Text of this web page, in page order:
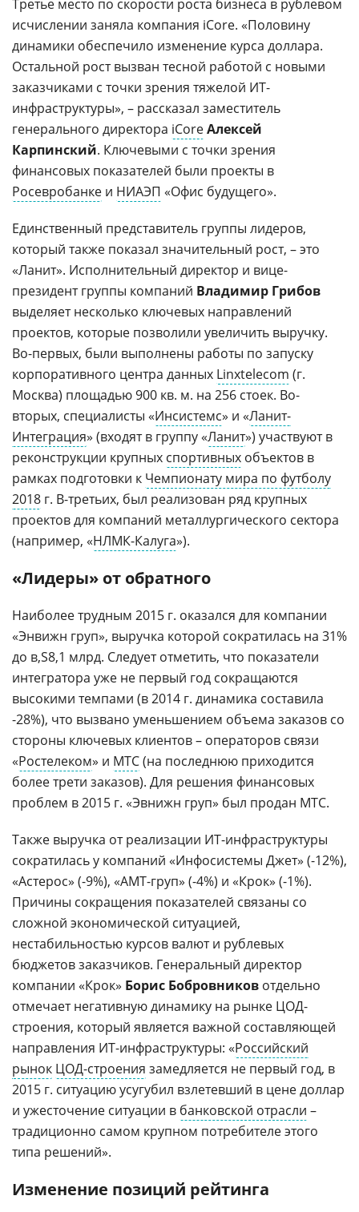
Третье место по скорости роста бизнеса в рублевом
исчислении заняла компания iCore. «Половину
динамики обеспечило изменение курса доллара.
Остальной рост вызван тесной работой с новыми
заказчиками с точки зрения тяжелой ИТ-
инфраструктуры», – рассказал заместитель
генерального директора iCoreАлексей
Карпинский. Ключевыми с точки зрения
финансовых показателей были проекты в
Росевробанке и НИАЭП «Офис будущего».
Единственный представитель группы лидеров,
который также показал значительный рост, – это
«Ланит». Исполнительный директор и вице-
президент группы компаний Владимир Грибов
выделяет несколько ключевых направлений
проектов, которые позволили увеличить выручку.
Во-первых, были выполнены работы по запуску
корпоративного центра данных Linxtelecom (г.
Москва) площадью 900 кв. м. на 256 стоек. Во-
вторых, специалисты «Инсистемс» и «Ланит-
Интеграция» (входят в группу «Ланит») участвуют в
реконструкции крупных спортивных объектов в
рамках подготовки к Чемпионату мира по футболу
2018 г. В-третьих, был реализован ряд крупных
проектов для компаний металлургического сектора
(например, «НЛМК-Калуга»).
«Лидеры» от обратного
Наиболее трудным 2015 г. оказался для компании
«Энвижн груп», выручка которой сократилась на 31%
до
8,1 млрд. Следует отметить, что показатели
интегратора уже не первый год сокращаются
высокими темпами (в 2014 г. динамика составила
-28%), что вызвано уменьшением объема заказов со
стороны ключевых клиентов – операторов связи
«Ростелеком» и МТС(на последнюю приходится
более трети заказов). Для решения финансовых
проблем в 2015 г. «Эвнижн груп» был продан МТС.
Также выручка от реализации ИТ-инфраструктуры
сократилась у компаний «Инфосистемы Джет» (-12%),
«Астерос» (-9%), «АМТ-груп» (-4%) и «Крок» (-1%).
Причины сокращения показателей связаны со
сложной экономической ситуацией,
нестабильностью курсов валют и рублевых
бюджетов заказчиков. Генеральный директор
компании «Крок» Борис Бобровников отдельно
отмечает негативную динамику на рынке ЦОД-
строения, который является важной составляющей
направления ИТ-инфраструктуры: «Российский
рынок ЦОД-строения замедляется не первый год, в
2015 г. ситуацию усугубил взлетевший в цене доллар
и ужесточение ситуации в банковской отрасли –
традиционно самом крупном потребителе этого
типа решений».
Изменение позиций рейтинга